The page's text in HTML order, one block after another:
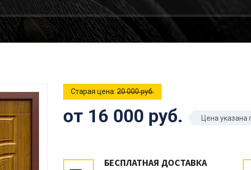
Старая цена: 20 000 руб.
от 16 000 руб. Цена указана
БЕСПЛАТНАЯ ДОСТАВКА